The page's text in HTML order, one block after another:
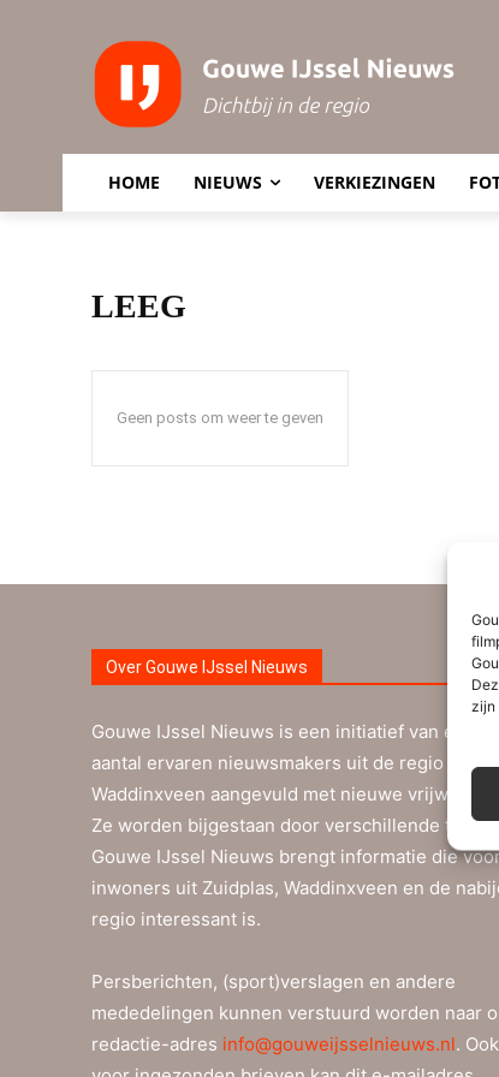
zijn
HOME NIEUWS VERKIEZINGEN
LEEG
Geen posts om weer te geven
Over Gouwe IJssel Nieuws
Gouwe IJssel Nieuws is een initiatief van een
aantal ervaren nieuwsmakers uit de regio
Waddinxveen aangevuld met nieuwe vrijwilligers.
Ze worden bijgestaan door verschillende
Gouwe IJssel Nieuws brengt informatie die
inwoners uit Zuidplas, Waddinxveen en de
regio interessant is.
Persberichten, (sport)verslagen en andere
mededelingen kunnen verstuurd worden naar
redactie-adres info@gouweijsselnieuws.nl. Ook